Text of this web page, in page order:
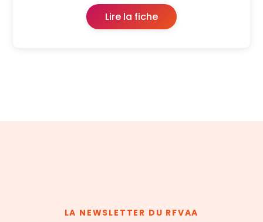
Lire la fiche
LA NEWSLETTER DU RFVAA